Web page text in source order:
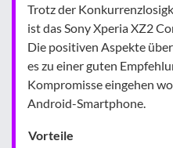
Trotz der
ist das Sony Xperia XZ2
Die positiven Aspekte
es zu einer guten
Kompromisse eingehen
Android-Smartphone.
Vorteile